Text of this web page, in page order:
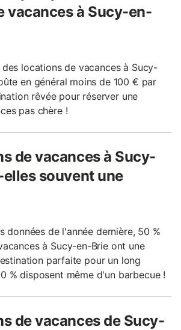
vacances à Sucy-en-
locations de vacances à Sucy-
en général moins de 100 € par
rêvée pour réserver une
pas chère !
de vacances à Sucy-
souvent une
données de l'année dernière, 50 %
à Sucy-en-Brie ont une
parfaite pour un long
% disposent même d'un barbecue !
de vacances de Sucy-